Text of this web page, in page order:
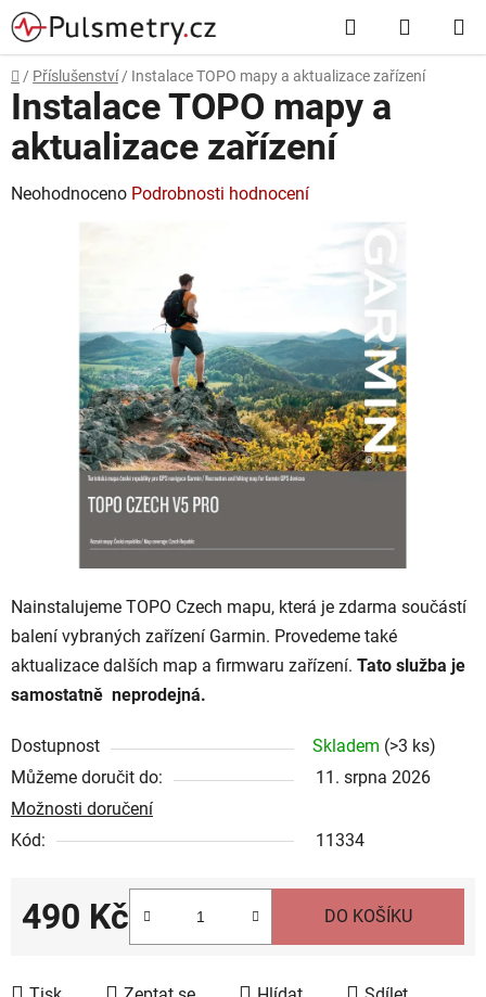
Přejít
na
obsah
Hledat
KOŠÍK
Domů
/ Příslušenství / Instalace TOPO mapy a aktualizace zařízení
Nainstalujeme TOPO Czech mapu, která je zdarma součástí
balení vybraných zařízení Garmin. Provedeme také
aktualizace dalších map a firmwaru zařízení. Tato služba je
samostatně neprodejná.
Dostupnost Skladem (>3 ks)
Můžeme doručit do:
11. srpna 2026
Možnosti doručení
Kód:
11334
490 Kč DO KOŠÍKU
Instalace TOPO mapy a
aktualizace zařízení
Průměrné
hvězdiček.
Neohodnoceno Podrobnosti hodnocení